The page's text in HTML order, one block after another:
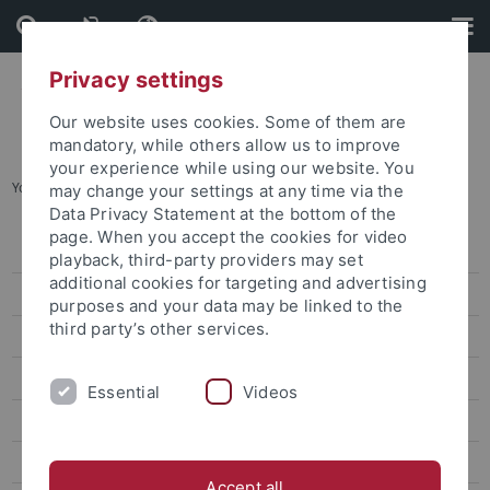
Skip
to
content
Skip
to
footer
You are here: Startseite ... Beratung und Info
Zentrale Studienberatung
Studienfachberatung
Beratung für internationale Studierende
Lehramtsstudium
Schwierigkeiten im Studienverlauf
Privacy settings
Our website uses cookies. Some of them are
mandatory, while others allow us to improve
your experience while using our website. You
may change your settings at any time via the
Data Privacy Statement at the bottom of the
page. When you accept the cookies for video
playback, third-party providers may set
additional cookies for targeting and advertising
purposes and your data may be linked to the
third party’s other services.
Essential Videos